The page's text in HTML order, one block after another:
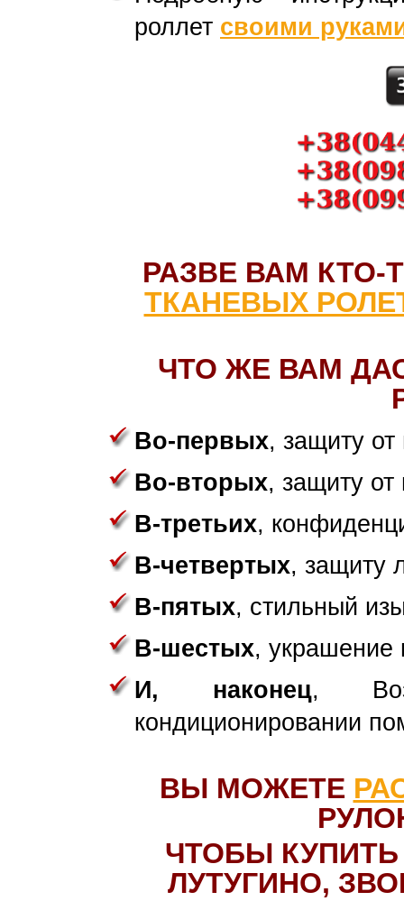
роллет своими
РАЗВЕ ВАМ КТО-
ТКАНЕВЫХ
ЧТО ЖЕ ВАМ
Во-первых, защиту от
Во-вторых, защиту
В-третьих,
В-четвертых, защиту
В-пятых, стильный
В-шестых, украшение
И, наконец,
кондиционировании
ВЫ МОЖЕТЕ
ЧТОБЫ
ЛУТУГИНО,